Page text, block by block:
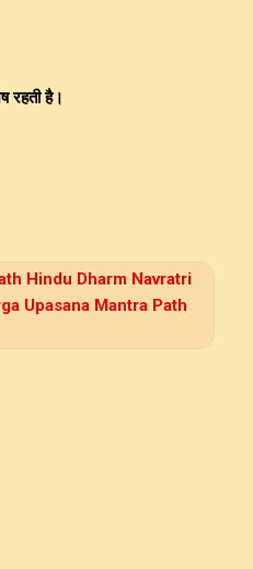
रहती है।
Hindu Dharm Navratri
Upasana Mantra Path